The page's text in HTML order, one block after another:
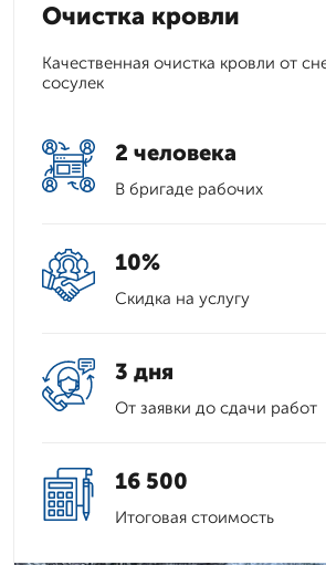
Очистка кровли
Качественная очистка кровли от
сосулек
2 человека
В бригаде рабочих
10%
Скидка на услугу
3 дня
От заявки до сдачи работ
16 500
Итоговая стоимость